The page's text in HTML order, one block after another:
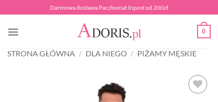
do
zawartości
Darmowa dostawa Paczkomat Inpost od 200zł
0
STRONA GŁÓWNA / DLA NIEGO / PIŻAMY MĘSKIE